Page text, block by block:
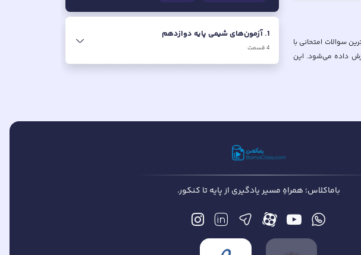
سوالات امتحانی با
داده می‌شود. این
1
.آزمون‌های شیمی پایه دوازدهم
4قسمت
باماکلاس؛ همراهِ مسیر یادگیری از پایه تا کنکور.